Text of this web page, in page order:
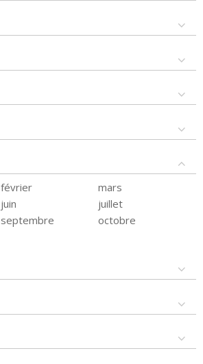
février
mars
juin
juillet
septembre
octobre